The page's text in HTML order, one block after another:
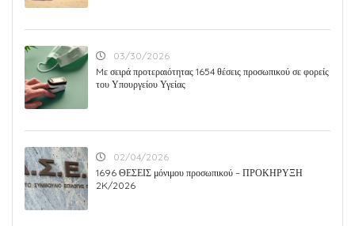
03/30/2026
Mε σειρά προτεραιότητας 1654 θέσεις προσωπικού σε φορείς
του Υπουργείου Υγείας
02/04/2026
1696 ΘΕΣΕΙΣ μόνιμου προσωπικού – ΠΡΟΚΗΡΥΞΗ
2K/2026